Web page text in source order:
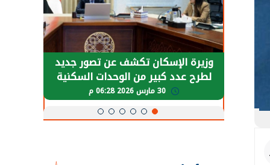
وزيرة الإسكان تكشف عن تصور جديد
لطرح عدد كبير من الوحدات السكنية
بنظام الإيجار